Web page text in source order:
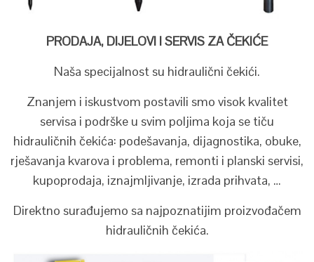
PRODAJA, DIJELOVI I SERVIS ZA ČEKIĆE
Naša specijalnost su hidraulični čekići.
Znanjem i iskustvom postavili smo visok kvalitet
servisa i podrške u svim poljima koja se tiču
hidrauličnih čekića: podešavanja, dijagnostika, obuke,
rješavanja kvarova i problema, remonti i planski servisi,
kupoprodaja, iznajmljivanje, izrada prihvata, …
Direktno surađujemo sa najpoznatijim proizvođačem
hidrauličnih čekića.